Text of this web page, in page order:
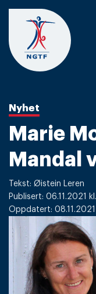
Skip
content
Nyhet
Marie
Mandal
Tekst: Øistein Leren
Publisert: 06.11.2021 kl.
Oppdatert: 08.11.2021